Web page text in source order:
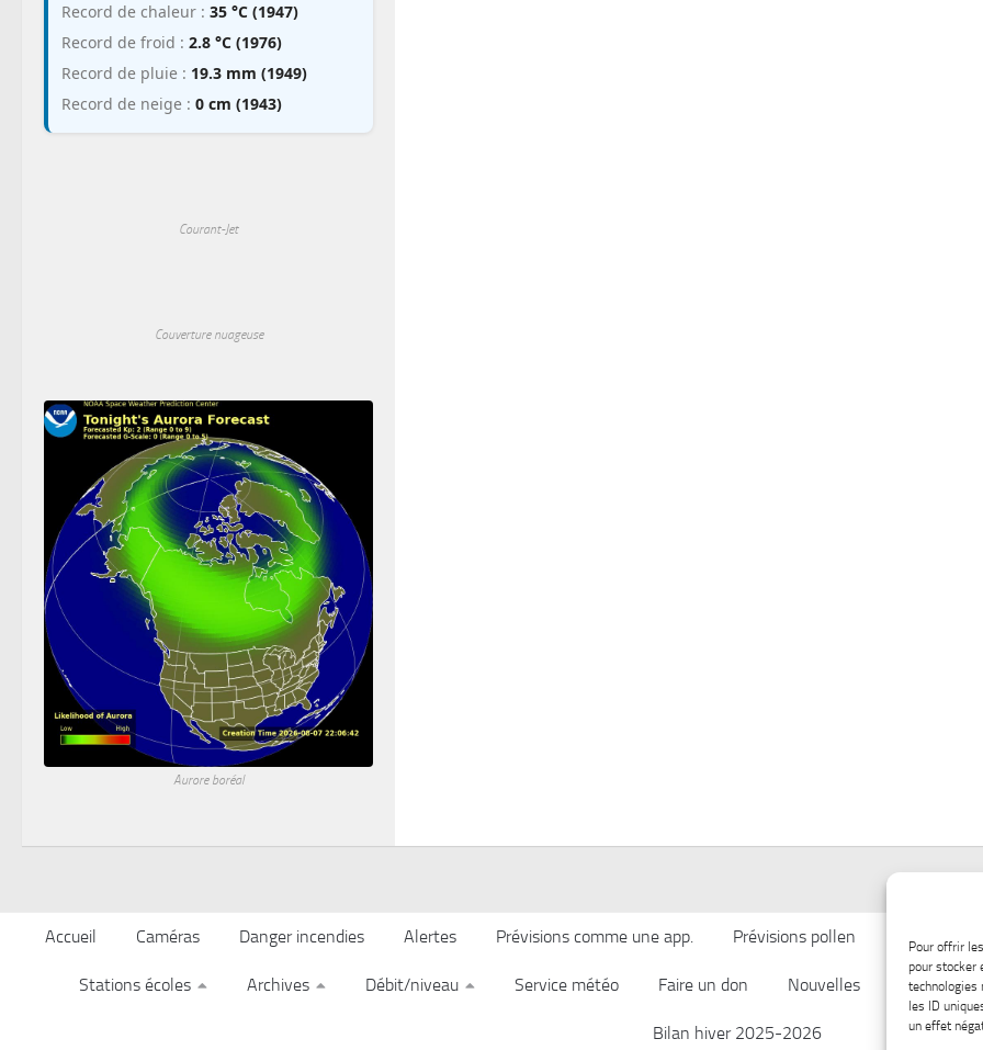
Pour offrir
pour stocker
technologies
les ID
un effet
Record de chaleur : 35 °C (1947)
Record de froid : 2.8 °C (1976)
Record de pluie : 19.3 mm (1949)
Record de neige : 0 cm (1943)
Courant-Jet
Couverture nuageuse
Aurore boréal
Accueil Caméras Danger incendies Alertes Prévisions comme une app. Prévisions pollen
Stations écoles Archives Débit/niveau Service météo Faire un don Nouvelles Afficher
Bilan hiver 2025-2026